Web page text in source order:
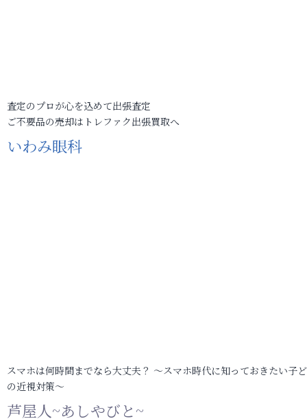
査定のプロが心を込めて出張査定
ご不要品の売却はトレファク出張買取へ
いわみ眼科
スマホは何時間までなら大丈夫？ ～スマホ時代に知っておきたい子
の近視対策～
芦屋人~あしやびと~